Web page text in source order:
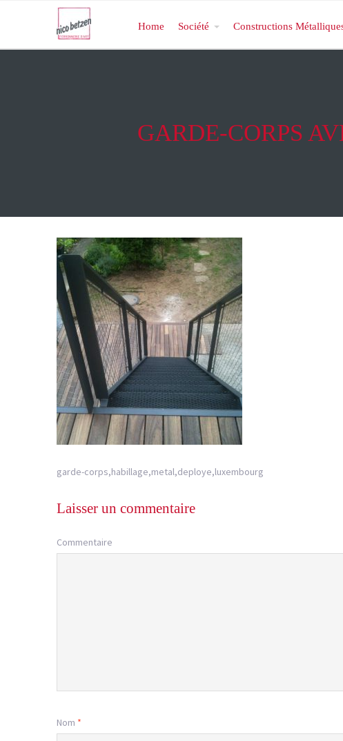
Home Société Constructions
GARDE-CORPS
garde-corps,habillage,metal,deploye,luxembourg
Laisser un commentaire
Commentaire
Nom *